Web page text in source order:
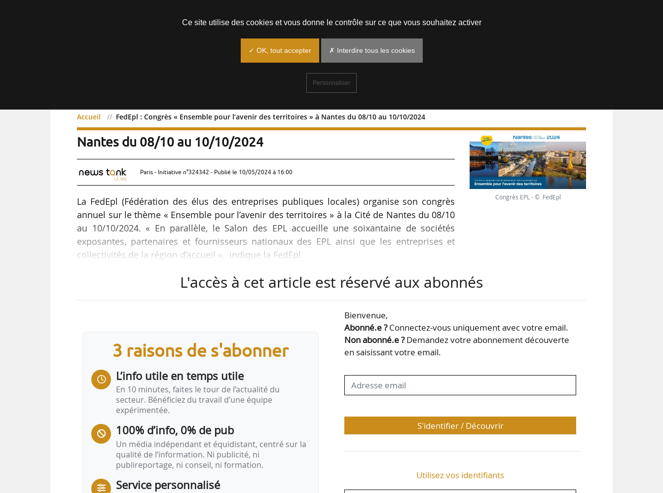
Accueil FedEpl : Congrès « Ensemble pour l’avenir des territoires » à Nantes du 08/10 au 10/10/2024
FedEpl : Congrès « Ensemble pour l’avenir des territoires » à
Nantes du 08/10 au 10/10/2024
Paris - Initiative n°324342 - Publié le 10/05/2024 à 16:00
La FedEpl (Fédération des élus des entreprises publiques locales) organise son congrès
annuel sur le thème « Ensemble pour l’avenir des territoires » à la Cité de Nantes du 08/10
au 10/10/2024. « En parallèle, le Salon des EPL accueille une soixantaine de sociétés
exposantes, partenaires et fournisseurs nationaux des EPL ainsi que les entreprises et
collectivités de la région d’accueil », indique la FedEpl.
« Le Salon et le Congrès annuel des EPL, en tenue conjointe, réunissent chaque année
du développement local, d’interroger leurs pratiques et de réfléchir à leur
Congrès EPL - © FedEpl
L'accès à cet article est réservé aux abonnés
3 raisons de s'abonner
L’info utile en temps utile
En 10 minutes, faites le tour de l’actualité du
secteur. Bénéficiez du travail d’une équipe
expérimentée.
100% d’info, 0% de pub
Un média indépendant et équidistant, centré sur la
qualité de l’information. Ni publicité, ni
publireportage, ni conseil, ni formation.
Service personnalisé
Bienvenue,
Abonné.e ?Connectez-vous uniquement avec votre email.
Non abonné.e ?Demandez votre abonnement découverte
en saisissant votre email.
S'identifier / Découvrir
Utilisez vos identifiants
Ce site utilise des cookies et vous donne le contrôle sur ce que vous souhaitez activer
✓ OK, tout accepter ✗ Interdire tous les cookies
Personnaliser